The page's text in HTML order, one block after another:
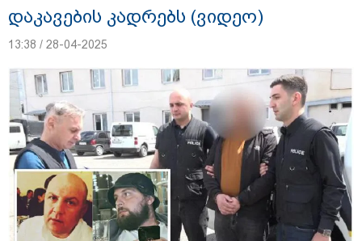
გიგა ავალიანის საქმეზე დაკავებულ ორ
არასრულწლოვანს, ნია იმნაძესა და
ანასტასია ბერუაშვილს აღკვეთის
ღონისძიების სახით პატიმრობა
დაკავების კადრებს (ვიდეო)
13:38 / 28-04-2025